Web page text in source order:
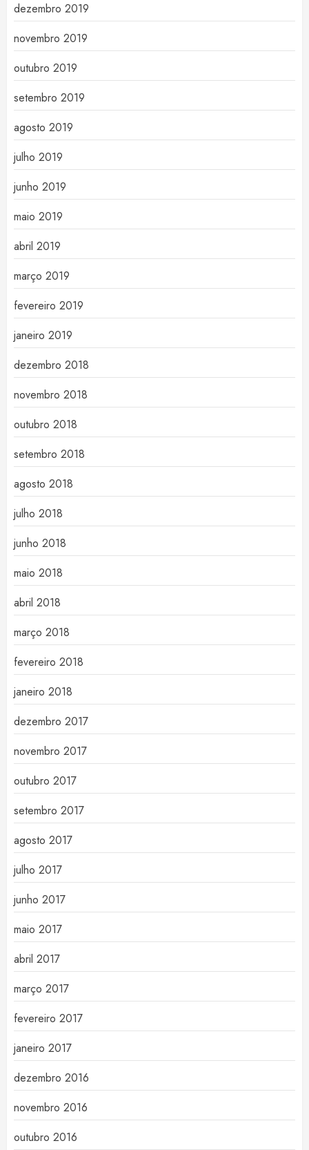
dezembro 2019
novembro 2019
outubro 2019
setembro 2019
agosto 2019
julho 2019
junho 2019
maio 2019
abril 2019
março 2019
fevereiro 2019
janeiro 2019
dezembro 2018
novembro 2018
outubro 2018
setembro 2018
agosto 2018
julho 2018
junho 2018
maio 2018
abril 2018
março 2018
fevereiro 2018
janeiro 2018
dezembro 2017
novembro 2017
outubro 2017
setembro 2017
agosto 2017
julho 2017
junho 2017
maio 2017
abril 2017
março 2017
fevereiro 2017
janeiro 2017
dezembro 2016
novembro 2016
outubro 2016